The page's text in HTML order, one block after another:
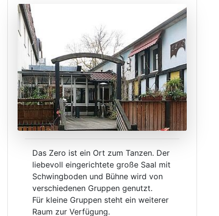
Das Zero ist ein Ort zum Tanzen. Der
liebevoll eingerichtete große Saal mit
Schwingboden und Bühne wird von
verschiedenen Gruppen genutzt.
Für kleine Gruppen steht ein weiterer
Raum zur Verfügung.